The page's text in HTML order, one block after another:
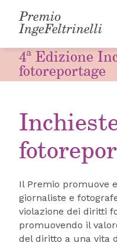
content
4ª Edizione
fotoreportage
Il Premio promuove
giornaliste e
violazione dei diritti
promuovendo il
del diritto a una vita